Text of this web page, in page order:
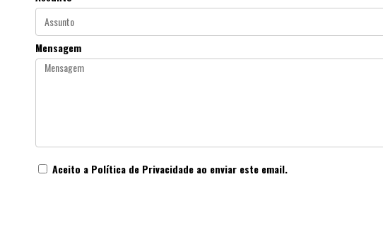
Mensagem
Aceito a Política de Privacidade ao enviar este email.